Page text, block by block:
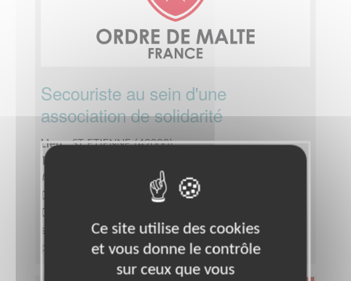
Secouriste au sein d'une
association de solidarité
Lieu :ST ETIENNE (42000)
Association :
Ordre de Malte France - UDIOM Loire
Date :
Disponibilité demandée :
semaine/mois pour les révisions et un jour par mois
pour les postes de secours
Ce site utilise des cookies
et vous donne le contrôle
sur ceux que vous